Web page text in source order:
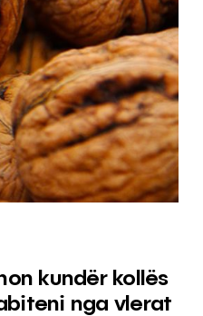
kundër kollës
nga vlerat